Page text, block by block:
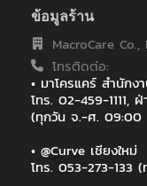
ไทยประกันชีวิต สาขาเกาะส
ไทยประกันชีวิตสาขาสกลน
ไปรษณีย์ไทย (สำหรับระบบ
ข้อมูลร้าน
MacroCare Co.,
โทรติดต่อ:
• มาโครแคร์ สำนัก
โทร. 02-459-1111,
(ทุกวัน จ.-ศ. 09:00
• @Curve เชียงใหม่
โทร. 053-273-133